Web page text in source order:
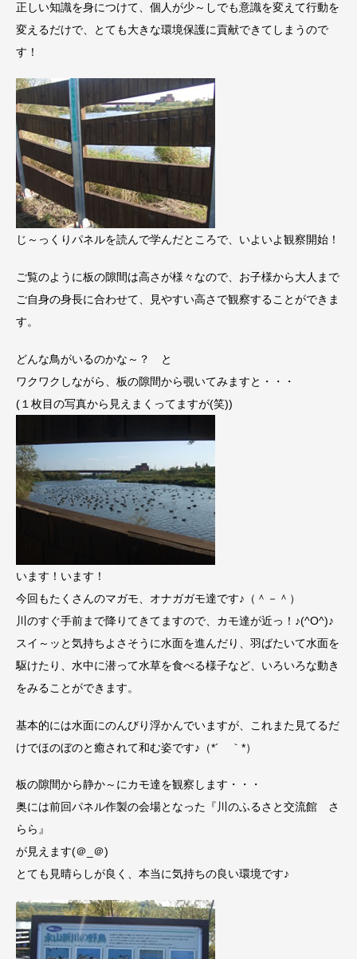
正しい知識を身につけて、個人が少～しでも意識を変えて行動を
変えるだけで、とても大きな環境保護に貢献できてしまうので
す！
じ～っくりパネルを読んで学んだところで、いよいよ観察開始！
ご覧のように板の隙間は高さが様々なので、お子様から大人まで
ご自身の身長に合わせて、見やすい高さで観察することができま
す。
どんな鳥がいるのかな～？ と
ワクワクしながら、板の隙間から覗いてみますと・・・
(１枚目の写真から見えまくってますが(笑))
います！います！
今回もたくさんのマガモ、オナガガモ達です♪（＾－＾）
川のすぐ手前まで降りてきてますので、カモ達が近っ！♪(^O^)♪
スイ～ッと気持ちよさそうに水面を進んだり、羽ばたいて水面を
駆けたり、水中に潜って水草を食べる様子など、いろいろな動き
をみることができます。
基本的には水面にのんびり浮かんでいますが、これまた見てるだ
けでほのぼのと癒されて和む姿です♪（*´ ｀*）
板の隙間から静か～にカモ達を観察します・・・
奥には前回パネル作製の会場となった『川のふるさと交流館 さ
らら』
が見えます(＠_＠)
とても見晴らしが良く、本当に気持ちの良い環境です♪